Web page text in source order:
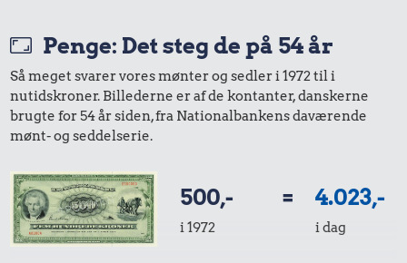
1,26 kr.
Agurk
27.125 kr.
Bil
2,27 kr.
Penge: Det steg de på 54 år
Så meget svarer vores mønter og sedler i 1972 til i
nutidskroner. Billederne er af de kontanter, danskerne
brugte for 54 år siden, fra Nationalbankens daværende
mønt- og seddelserie.
500,-
i 1972
= 4.023,-
i dag